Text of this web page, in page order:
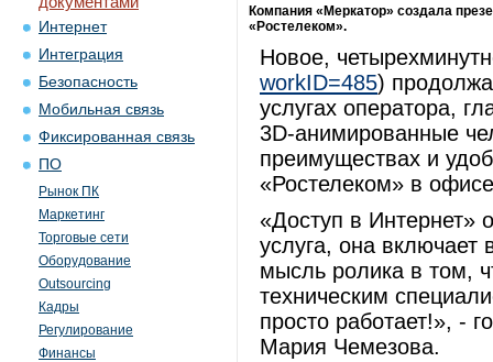
Интернет
Интеграция
Безопасность
Мобильная связь
Фиксированная связь
ПО
Рынок ПК
Маркетинг
Торговые сети
Оборудование
Outsourcing
Кадры
Регулирование
Финансы
Компания «Меркатор» создала
«Ростелеком».
Новое,
workID=485)
услугах оператора,
3D-анимированные
преимуществах и
«Ростелеком» в
«Доступ в Интернет»
услуга, она
мысль ролика в том,
техническим
просто работает!», -
Мария Чемезова.